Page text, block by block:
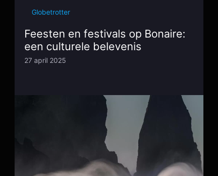
Globetrotter
Feesten en festivals op Bonaire:
een culturele belevenis
27 april 2025